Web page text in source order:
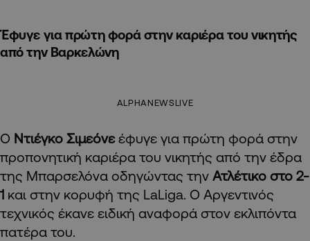
Έφυγε για πρώτη φορά στην καριέρα του νικητής
από την Βαρκελώνη
ALPHANEWSLIVE
Ο Ντιέγκο Σιμεόνεέφυγε για πρώτη φορά στην
προπονητική καριέρα του νικητής από την έδρα
της Μπαρσελόνα οδηγώντας την Ατλέτικο στο 2-
1 και στην κορυφή της LaLiga. Ο Αργεντινός
τεχνικός έκανε ειδική αναφορά στον εκλιπόντα
πατέρα του.